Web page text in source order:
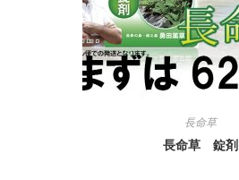
長命草
長命草 錠剤